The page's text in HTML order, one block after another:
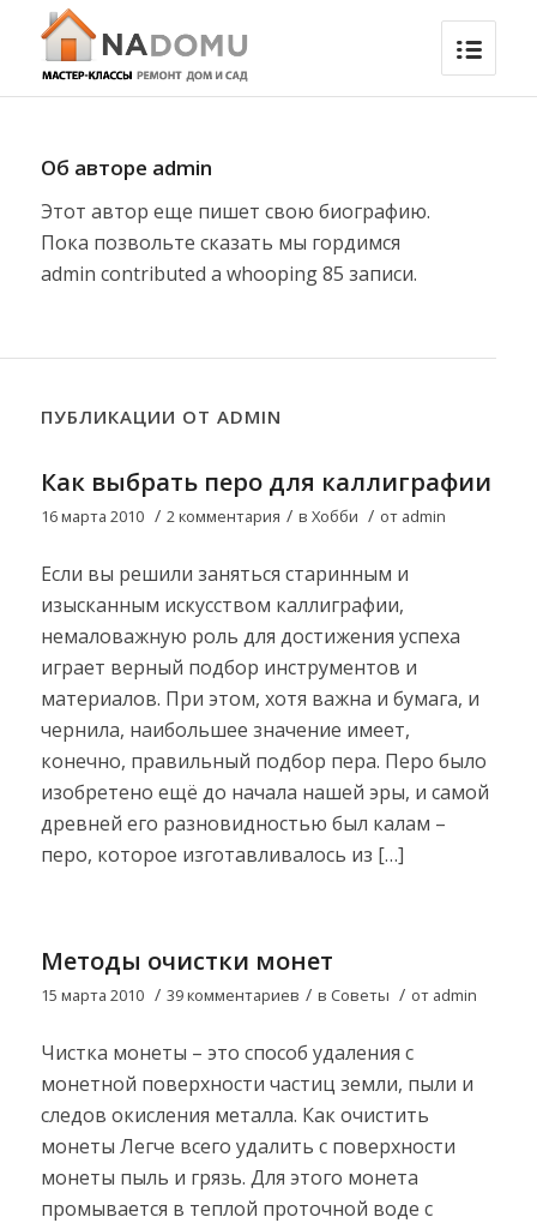
Об авторе admin
Этот автор еще пишет свою биографию.
Пока позвольте сказать мы гордимся
admin contributed a whooping 85 записи.
ПУБЛИКАЦИИ ОТ ADMIN
Как выбрать перо для каллиграфии
16 марта 2010 / 2 комментария / в Хобби / от admin
Если вы решили заняться старинным и
изысканным искусством каллиграфии,
немаловажную роль для достижения успеха
играет верный подбор инструментов и
материалов. При этом, хотя важна и бумага, и
чернила, наибольшее значение имеет,
конечно, правильный подбор пера. Перо было
изобретено ещё до начала нашей эры, и самой
древней его разновидностью был калам –
перо, которое изготавливалось из […]
Методы очистки монет
15 марта 2010 / 39 комментариев / в Советы / от admin
Чистка монеты – это способ удаления с
монетной поверхности частиц земли, пыли и
следов окисления металла. Как очистить
монеты Легче всего удалить с поверхности
монеты пыль и грязь. Для этого монета
промывается в теплой проточной воде с